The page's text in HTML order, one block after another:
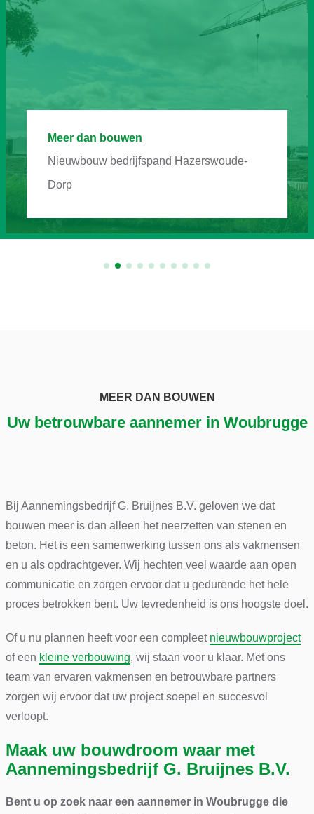
Meer dan bouwen
Nieuwbouw bedrijfspand Hazerswoude-
MEER DAN BOUWEN
Uw betrouwbare aannemer in Woubrugge
Bij Aannemingsbedrijf G. Bruijnes B.V. geloven we dat
bouwen meer is dan alleen het neerzetten van stenen en
beton. Het is een samenwerking tussen ons als vakmensen
en u als opdrachtgever. Wij hechten veel waarde aan open
communicatie en zorgen ervoor dat u gedurende het hele
proces betrokken bent. Uw tevredenheid is ons hoogste doel.
Of u nu plannen heeft voor een compleet nieuwbouwproject
of een kleine verbouwing, wij staan voor u klaar. Met ons
team van ervaren vakmensen en betrouwbare partners
zorgen wij ervoor dat uw project soepel en succesvol
verloopt.
Maak uw bouwdroom waar met
Aannemingsbedrijf G. Bruijnes B.V.
Bent u op zoek naar een aannemer in Woubrugge die